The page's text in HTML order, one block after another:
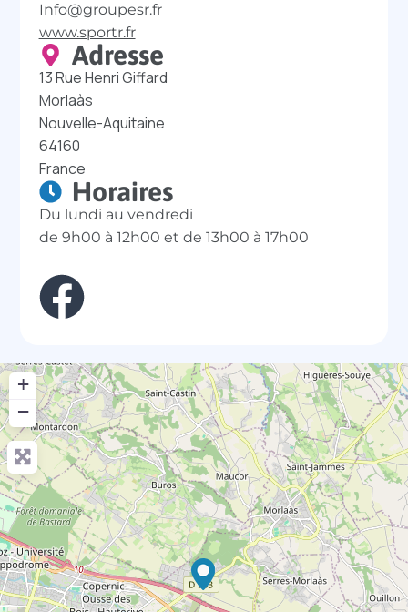
Info@groupesr.fr
www.sportr.fr
Adresse
13 Rue Henri Giffard
Morlaàs
Nouvelle-Aquitaine
64160
France
Horaires
Du lundi au vendredi
de 9h00 à 12h00 et de 13h00 à 17h00
+
−